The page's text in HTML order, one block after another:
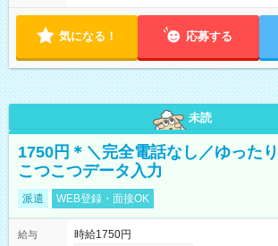
気になる！ 応募する
未読
1750円＊＼完全電話なし／ゆった
こつこつデータ入力
派遣 WEB登録・面接OK
給与
時給1750円